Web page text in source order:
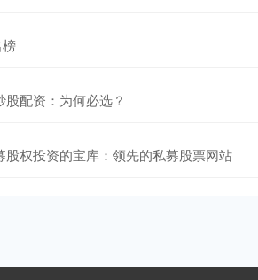
配资：为何必选？
股权投资的宝库：领先的私募股票网站